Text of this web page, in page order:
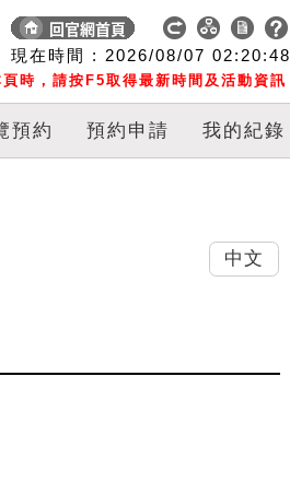
現在時間 : 2026/08/07 02:20:49
時，請按F5取得最新時間及活動資訊
預約 預約申請 我的紀錄